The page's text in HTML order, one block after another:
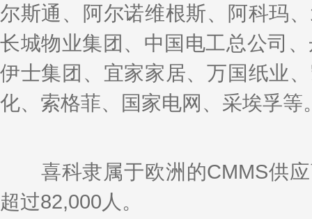
尔斯通、阿尔诺维根斯、阿科玛
长城物业集团、中国电工总公司
伊士集团、宜家家居、万国纸业
化、索格菲、国家电网、采埃孚等
喜科隶属于欧洲的CMMS供应
超过82,000人。